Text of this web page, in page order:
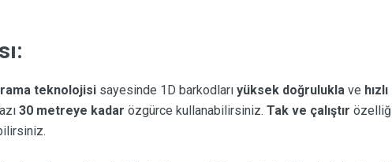
teknolojisi sayesinde 1D barkodları yüksek doğrulukla ve
30 metreye kadar özgürce kullanabilirsiniz. Tak ve çalıştır